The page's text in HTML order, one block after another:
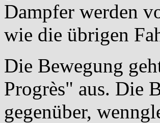
Dampfer werden
wie die übrigen
Die Bewegung
Progrès" aus. Die
gegenüber,